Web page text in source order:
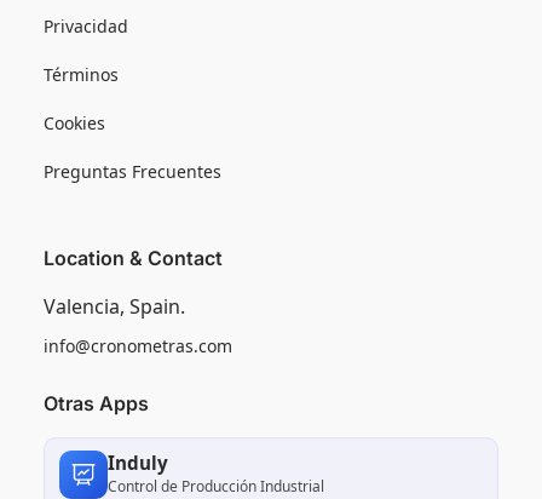
Privacidad
Términos
Cookies
Preguntas Frecuentes
Location & Contact
Valencia, Spain.
info@cronometras.com
Otras Apps
Induly
Control de Producción Industrial